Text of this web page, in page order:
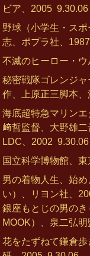
ビア、2005 9.30.06
野球（小学生・ス
志、ポプラ社、1987
不滅のヒーロー・
秘密戦隊ゴレンジ
作、上原正三脚本
海底超特急マリン
﨑哲監督、大野雄
LDC、2002 9.30.06
国立科学博物館、
男の着物人生、始
い）、リヨン社、
銀座もとじの男の
MOOK）、泉二弘
花をたずねて鎌倉